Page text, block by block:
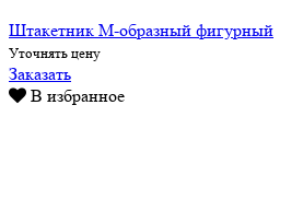
Штакетник М-образный фигурный
Уточнять цену
Заказать
В избранное